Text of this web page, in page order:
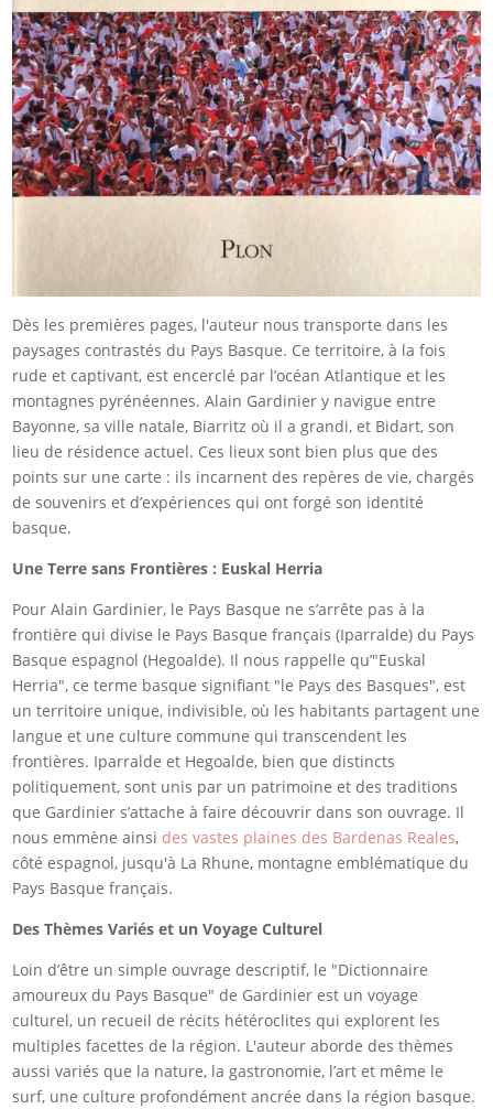
Dès les premières pages, l'auteur nous transporte dans les
paysages contrastés du Pays Basque. Ce territoire, à la fois
rude et captivant, est encerclé par l’océan Atlantique et les
montagnes pyrénéennes. Alain Gardinier y navigue entre
Bayonne, sa ville natale, Biarritz où il a grandi, et Bidart, son
lieu de résidence actuel. Ces lieux sont bien plus que des
points sur une carte : ils incarnent des repères de vie, chargés
de souvenirs et d’expériences qui ont forgé son identité
basque.
Une Terre sans Frontières : Euskal Herria
Pour Alain Gardinier, le Pays Basque ne s’arrête pas à la
frontière qui divise le Pays Basque français (Iparralde) du Pays
Basque espagnol (Hegoalde). Il nous rappelle qu’"Euskal
Herria", ce terme basque signifiant "le Pays des Basques", est
un territoire unique, indivisible, où les habitants partagent une
langue et une culture commune qui transcendent les
frontières. Iparralde et Hegoalde, bien que distincts
politiquement, sont unis par un patrimoine et des traditions
que Gardinier s’attache à faire découvrir dans son ouvrage. Il
nous emmène ainsi des vastes plaines des Bardenas Reales,
côté espagnol, jusqu'à La Rhune, montagne emblématique du
Pays Basque français.
Des Thèmes Variés et un Voyage Culturel
Loin d’être un simple ouvrage descriptif, le "Dictionnaire
amoureux du Pays Basque" de Gardinier est un voyage
culturel, un recueil de récits hétéroclites qui explorent les
multiples facettes de la région. L'auteur aborde des thèmes
aussi variés que la nature, la gastronomie, l’art et même le
surf, une culture profondément ancrée dans la région basque.